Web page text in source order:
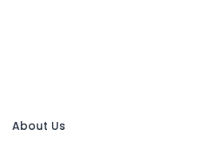
About Us